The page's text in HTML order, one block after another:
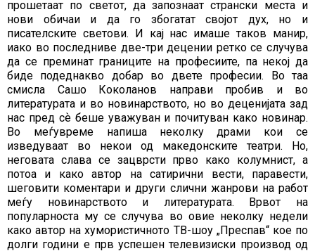
прошетаат по светот, да запознаат странски места и
нови обичаи и да го збогатат својот дух, но и
писателските светови. И кај нас имаше таков манир,
иако во последниве две-три децении ретко се случува
да се преминат границите на професиите, па некој да
биде подеднакво добар во двете професии. Во таа
смисла Сашо Коколанов направи пробив и во
литературата и во новинарството, но во деценијата зад
нас пред сѐ беше уважуван и почитуван како новинар.
Во меѓувреме напиша неколку драми кои се
изведуваат во некои од македонските театри. Но,
неговата слава се зацврсти прво како колумнист, а
потоа и како автор на сатирични вести, паравести,
шеговити коментари и други слични жанрови на работ
меѓу новинарството и литературата. Врвот на
популарноста му се случува во овие неколку недели
како автор на хумористичното ТВ-шоу „Преспав“ кое по
долги години е прв успешен телевизиски производ од